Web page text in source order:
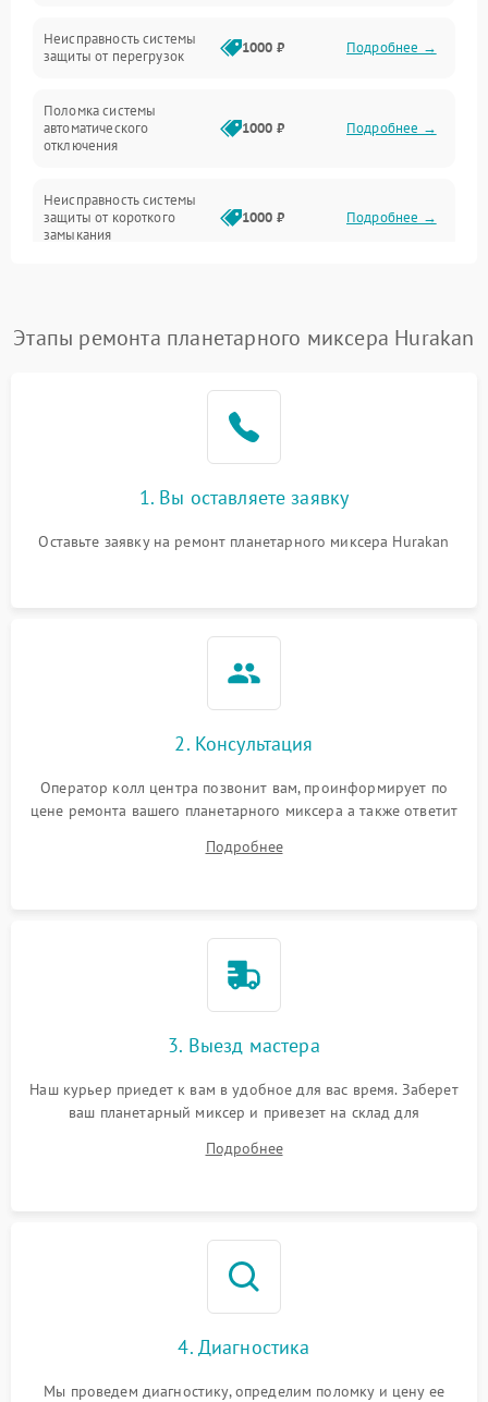
Неисправность системы
защиты от перегрузок
1000 ₽ Подробнее →
Поломка системы
автоматического
отключения
1000 ₽ Подробнее →
Неисправность системы
защиты от короткого
замыкания
1000 ₽ Подробнее →
1000 ₽
защиты от перегрузок
1000 ₽
Поломка системы защиты
1000 ₽
Этапы ремонта планетарного миксера Hurakan
1. Вы оставляете заявку
Оставьте заявку на ремонт планетарного миксера Hurakan
2. Консультация
Оператор колл центра позвонит вам, проинформирует по
цене ремонта вашего планетарного миксера а также ответит
Подробнее
3. Выезд мастера
Наш курьер приедет к вам в удобное для вас время. Заберет
ваш планетарный миксер и привезет на склад для
Подробнее
4. Диагностика
Мы проведем диагностику, определим поломку и цену ее